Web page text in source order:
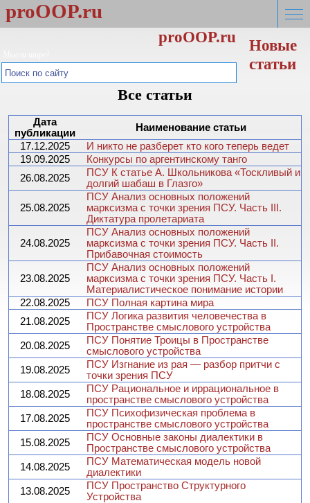
proOOP.ru
proOOP.ru
Новые
статьи
Все статьи
Дата
публикации
Наименование статьи
17.12.2025
И никто не разберет кто кого теперь ведет
19.09.2025
Конкурсы по аргентинскому танго
26.08.2025
ПСУ К статье А. Школьникова «Тоскливый и
долгий шабаш в Глазго»
25.08.2025
ПСУ Анализ основных положений
марксизма с точки зрения ПСУ. Часть III.
Диктатура пролетариата
24.08.2025
ПСУ Анализ основных положений
марксизма с точки зрения ПСУ. Часть II.
Прибавочная стоимость
23.08.2025
ПСУ Анализ основных положений
марксизма с точки зрения ПСУ. Часть I.
Материалистическое понимание истории
22.08.2025
ПСУ Полная картина мира
21.08.2025
ПСУ Логика развития человечества в
Пространстве смыслового устройства
20.08.2025
ПСУ Понятие Троицы в Пространстве
смыслового устройства
19.08.2025
ПСУ Изгнание из рая — разбор притчи с
точки зрения ПСУ
18.08.2025
ПСУ Рациональное и иррациональное в
пространстве смыслового устройства
17.08.2025
ПСУ Психофизическая проблема в
пространстве смыслового устройства
15.08.2025
ПСУ Основные законы диалектики в
Пространстве смыслового устройства
14.08.2025
ПСУ Математическая модель новой
диалектики
13.08.2025
ПСУ Пространство Структурного
Устройства